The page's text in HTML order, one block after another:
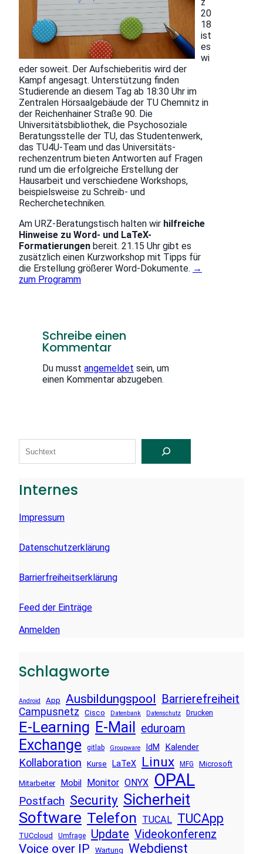
20
18
ist
es
wi
eder soweit. Der Aufschieberitis wird der
Kampf angesagt. Unterstützung finden
Studierende an diesem Tag ab 18:30 Uhr im
Zentralen Hörsaalgebäude der TU Chemnitz in
der Reichenhainer Straße 90. Die
Universitätsbibliothek, die Psychosoziale
Beratungsstelle der TU, das Studentenwerk,
das TU4U-Team und das Univer­sitäts­
rechenzentrum bieten Antworten auf Fragen
rund um die erfolgreiche Erstellung der
Hausarbeit und verschiedene Workshops,
beispielsweise zu Schreib- und
Recherchetechniken.
Am URZ-Beratungstisch halten wir hilfreiche
Hinweise zu Word- und LaTeX-
Formatierungen bereit. 21.15 Uhr gibt es
zusätzlich einen Kurzworkshop mit Tipps für
die Erstellung größerer Word-Dokumente. →
zum Programm
Schreibe einen
Kommentar
Du musst angemeldet sein, um
einen Kommentar abzugeben.
C
Internes
Impressum
Datenschutzerklärung
Barrierfreiheitserklärung
Feed der Einträge
Anmelden
Schlagworte
Android App Ausbildungspool Barrierefreiheit
Campusnetz Cisco Datenbank Datenschutz Drucken
E-Learning E-Mail eduroam
Exchange gitlab Groupware IdM Kalender
Kollaboration Kurse LaTeX Linux MFG Microsoft
Mitarbeiter Mobil Monitor ONYX OPAL
Postfach Security Sicherheit
Software Telefon TUCAL TUCApp
TUCcloud Umfrage Update Videokonferenz
Voice over IP Wartung Webdienst